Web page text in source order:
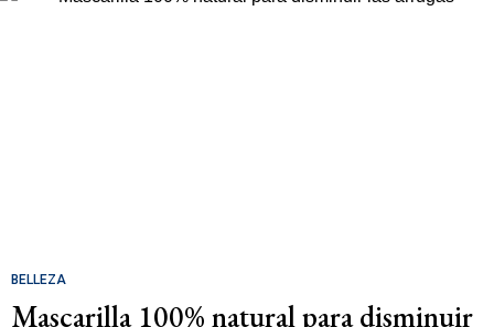
BELLEZA
Mascarilla 100% natural para disminuir